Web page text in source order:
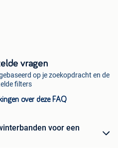
vragen
op je zoekopdracht en de
filters
over deze FAQ
voor een